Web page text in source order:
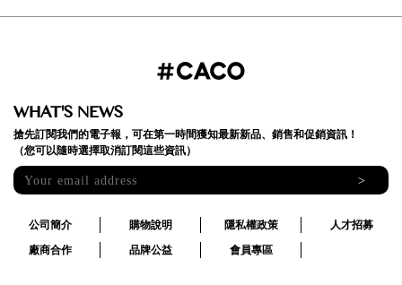
WHAT'S NEWS
搶先訂閱我們的電子報，可在第一時間獲知最新新品、銷售和促銷資訊！
（您可以隨時選擇取消訂閱這些資訊）
>
公司簡介 購物說明 隱私權政策
人才招募
廠商合作
品牌公益 會員專區